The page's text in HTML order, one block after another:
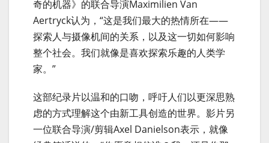
奇的机器》的联合导演Maximilien Van
Aertryck认为，“这是我们最大的热情所在——
探索人与摄像机间的关系，以及这一切如何影响
整个社会。我们就像是喜欢探索乐趣的人类学
家。”
这部纪录片以温和的口吻，呼吁人们以更深思熟
虑的方式理解这个由新工具创造的世界。影片另
一位联合导演/剪辑Axel Danielson表示，就像